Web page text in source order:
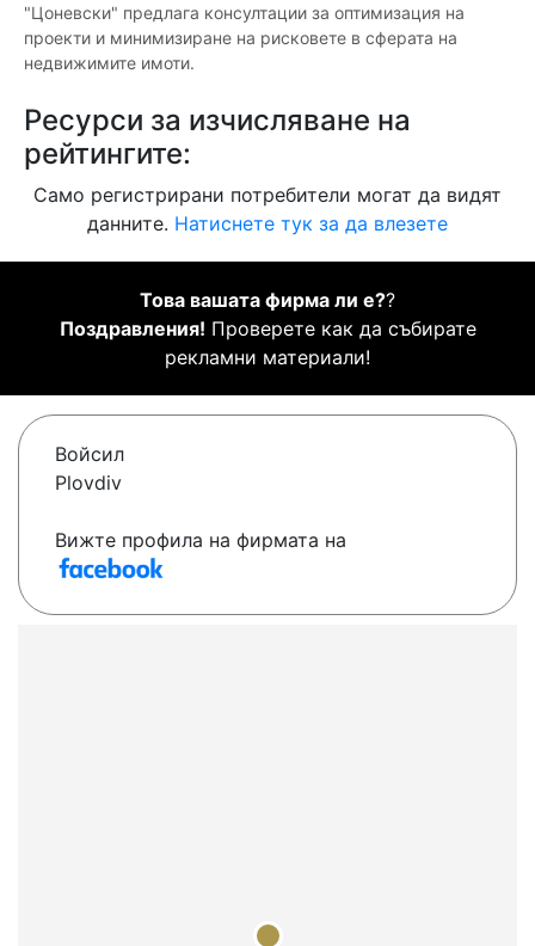
"Цоневски" предлага консултации за оптимизация на
проекти и минимизиране на рисковете в сферата на
недвижимите имоти.
Ресурси за изчисляване на
рейтингите:
Само регистрирани потребители могат да видят
данните. Натиснете тук за да влезете
Това вашата фирма ли е??
Поздравления! Проверете как да събирате
рекламни материали!
Войсил
Plovdiv
Вижте профила на фирмата на